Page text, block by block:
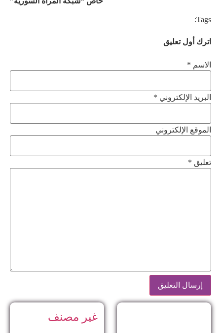
Tags:
اترك أول تعليق
الاسم *
البريد الإلكتروني *
الموقع الإلكتروني
تعليق *
غير مصنف